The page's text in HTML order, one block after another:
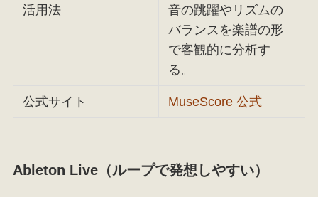
活用法
音の跳躍やリズムの
バランスを楽譜の形
で客観的に分析す
る。
公式サイト MuseScore 公式
Ableton Live（ループで発想しやすい）